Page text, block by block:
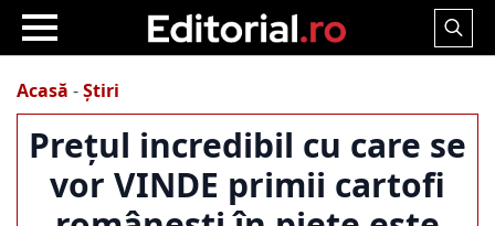
Search
Acasă -Știri
Prețul incredibil cu care se
vor VINDE primii cartofi